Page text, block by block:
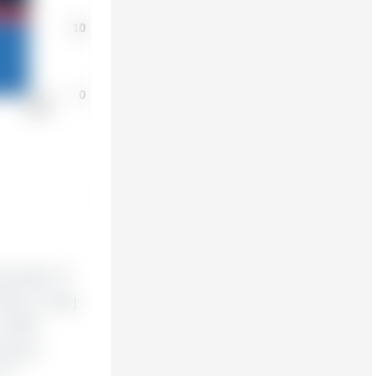
3
mniej